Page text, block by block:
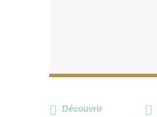
Découvrir